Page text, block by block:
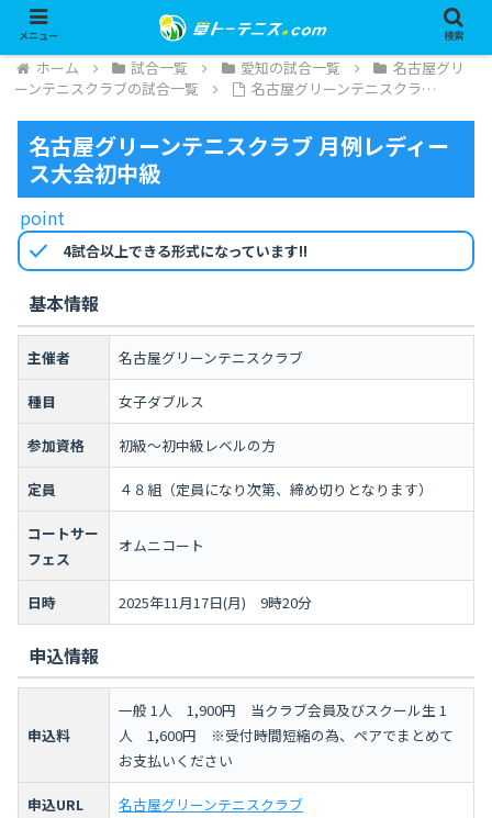
ホーム 試合一覧 愛知の試合一覧
名古屋グリ
ーンテニスクラブの試合一覧
名古屋グリーンテニスクラ…
名古屋グリーンテニスクラブ 月例レディー
ス大会初中級
point
check 4試合以上できる形式になっています!!
基本情報
主催者 名古屋グリーンテニスクラブ
種目 女子ダブルス
参加資格 初級～初中級レベルの方
定員 ４８組（定員になり次第、締め切りとなります）
コートサー
フェス
オムニコート
日時 2025年11月17日(月) 9時20分
申込情報
申込料
一般 1人 1,900円 当クラブ会員及びスクール生 1
人 1,600円 ※受付時間短縮の為、ペアでまとめて
お支払いください
申込URL 名古屋グリーンテニスクラブ
メニュー 検索